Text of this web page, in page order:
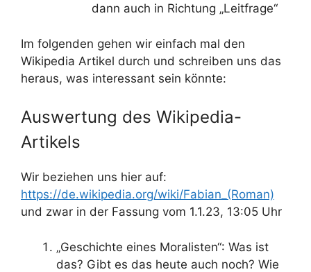
dann auch in Richtung „Leitfrage“
Im folgenden gehen wir einfach mal den
Wikipedia Artikel durch und schreiben uns das
heraus, was interessant sein könnte:
Auswertung des Wikipedia-
Artikels
Wir beziehen uns hier auf:
https://de.wikipedia.org/wiki/Fabian_(Roman)
und zwar in der Fassung vom 1.1.23, 13:05 Uhr
„Geschichte eines Moralisten“: Was ist
das? Gibt es das heute auch noch? Wie